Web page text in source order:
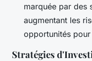
marquée par des
augmentant les
opportunités
Stratégies